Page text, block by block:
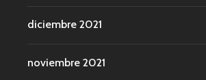
diciembre 2021
noviembre 2021